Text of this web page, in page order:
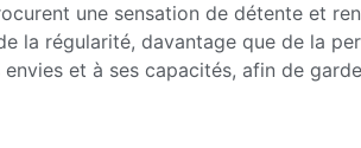
une sensation de détente et
la régularité, davantage que de la
et à ses capacités, afin de